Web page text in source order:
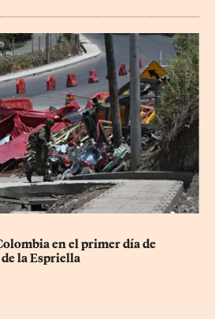
en el primer día de
la Espriella